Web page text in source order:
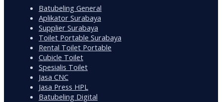
Batubeling General
Aplikator Surabaya
Supplier Surabaya
Toilet Portable Surabaya
Rental Toilet Portable
Cubicle Toilet
Spesialis Toilet
Jasa CNC
Jasa Press HPL
Batubeling Digital